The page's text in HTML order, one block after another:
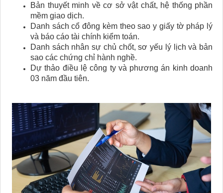
Bản thuyết minh về cơ sở vật chất, hệ thống phần
mềm giao dịch.
Danh sách cổ đông kèm theo sao y giấy tờ pháp lý
và báo cáo tài chính kiểm toán.
Danh sách nhân sự chủ chốt, sơ yếu lý lịch và bản
sao các chứng chỉ hành nghề.
Dự thảo điều lệ công ty và phương án kinh doanh
03 năm đầu tiên.